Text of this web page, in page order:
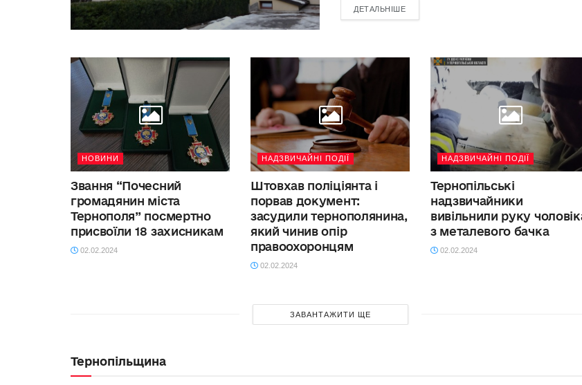
ДЕТАЛЬНІШЕ
НОВИНИ
Звання “Почесний
громадянин міста
Тернополя” посмертно
присвоїли 18 захисникам
02.02.2024
НАДЗВИЧАЙНІ ПОДІЇ
Штовхав поліціянта і
порвав документ:
засудили тернополянина,
який чинив опір
правоохоронцям
02.02.2024
НАДЗВИЧАЙНІ ПОДІЇ
Тернопільські
надзвичайники
вивільнили руку
з металевого бачка
02.02.2024
ЗАВАНТАЖИТИ ЩЕ
Тернопільщина
квартири
у Києві
НОВИНИ
Як працює пролонгація
кредиту і коли варто нею
скористатися?
НОВИНИ
Банкір Альона
Регулятор готує нові
порядку еквайрингу
платіжних